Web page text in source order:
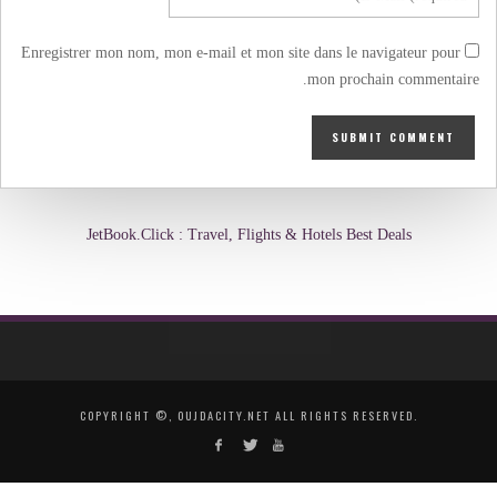
Enregistrer mon nom, mon e-mail et mon site dans le navigateur pour
mon prochain commentaire.
JetBook.Click : Travel, Flights & Hotels Best Deals
COPYRIGHT ©, OUJDACITY.NET ALL RIGHTS RESERVED.